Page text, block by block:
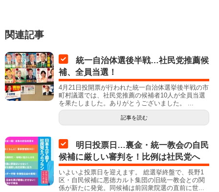
関連記事
統一自治体選後半戦…社民党推薦候
補、全員当選！
4月21日投開票が行われた統一自治体選挙後半戦の市
町村議選では、社民党推薦の候補者10人が全員当選
を果たしました。ありがとうございました。 ...
記事を読む
明日投票日…裏金・統一教会の自民
候補に厳しい審判を！比例は社民党へ
いよいよ投票日を迎えます。 総選挙終盤で、長野1
区・自民候補に悪徳カルト集団の旧統一教会との関
係が新たに発覚。同候補は前回衆院選の直前に世...